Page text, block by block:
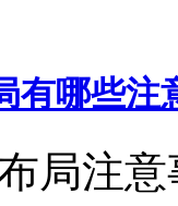
有哪些注
局注